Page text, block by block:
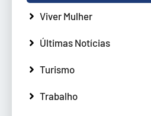
Viver Mulher
Últimas Notícias
Turismo
Trabalho